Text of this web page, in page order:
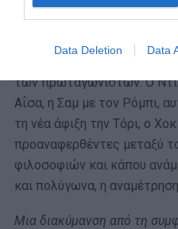
Data Deletion Data
Αυτό το ερώτημα ας
Τώρα αξίζει να δεις και να
στην δεύτερη σεζόν.
των πρωταγωνιστών. Ο
Αΐσα, η Σαμ με τον Ρόμπι,
τη νέα άφιξη την Τόρι, ο
προαναφερθέντες μεταξύ
φιλοσοφιών και κάπου
και πολύγωνα, η
Μια διακύμανση από τη